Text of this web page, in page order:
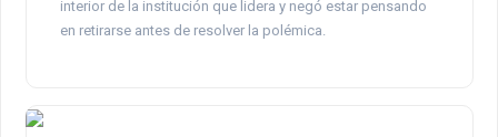
interior de la institución que lidera y negó estar pensando
en retirarse antes de resolver la polémica.